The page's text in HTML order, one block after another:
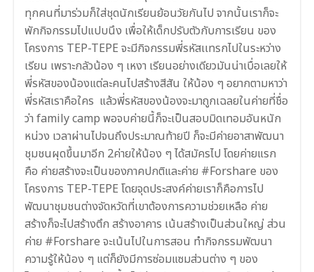
ทุกคนที่มาร่วมก็ใส่ชุดนักเรียนย้อนวัยกันไป จากนั้นเราก็จะ
พักกิจกรรมไปแปบนึง เพื่อให้เด็กปรับตัวกับการเรียน ของ
โครงการ TEP-TEPE จะมีกิจกรรมพี่รหัสเเทรกไปในระหว่าง
เรียน เพราะกลัวน้อง ๆ เหงา เรียนอย่างเดียวมันน่าเบื่อเลยให้
พี่รหัสของน้องแต่ละคนไปสร้างสีสัน ให้น้อง ๆ อยากตามหาว่า
พี่รหัสเราคือใคร แล้วพี่รหัสของน้องจะมาถูกเฉลยในค่ายที่ชื่อ
ว่า family camp พอจบค่ายนี้ก็จะเป็นสอบมิดเทอมอันหนัก
หน่วง เวลาผ่านไปจนถึงประมาณท้ายปี ก็จะมีค่ายอาสาพัฒนา
ชุมชนผุดขึ้นมาอีก 2ค่ายให้น้อง ๆ ได้สมัครไป โดยค่ายแรก
คือ ค่ายสร้างจะเป็นของภาคปกติและค่าย #Forshare ของ
โครงการ TEP-TEPE โดยจุดประสงค์ค่ายเราก็คือการไป
พัฒนาชุมชนต่างจัดหวัดที่เขาต้องการความช่วยเหลือ ค่าย
สร้างก็จะไปสร้างตึก สร้างอาคาร เน้นสร้างเป็นส่วนใหญ่ ส่วน
ค่าย #Forshare จะเน้นไปในการสอน ทำกิจกรรมพัฒนา
ความรู้ให้น้อง ๆ แต่ก็ยังมีการซ่อมแซมส่วนต่าง ๆ ของ